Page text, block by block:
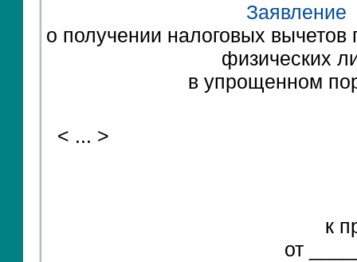
Заявление
о получении налоговых
физических
в упрощенном
< ... >
к
от